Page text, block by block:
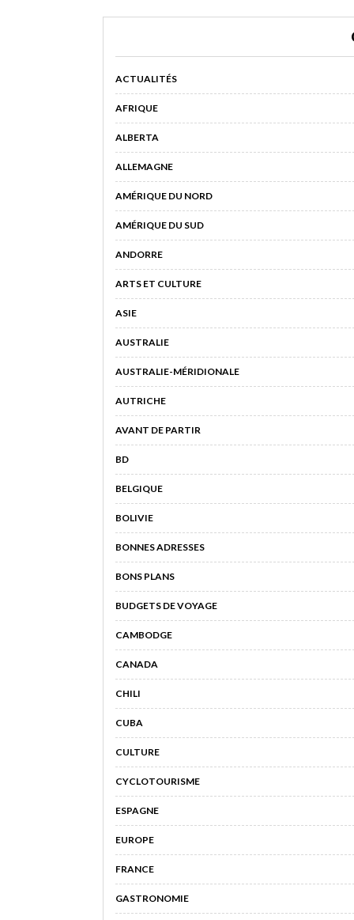
ACTUALITÉS
AFRIQUE
ALBERTA
ALLEMAGNE
AMÉRIQUE DU NORD
AMÉRIQUE DU SUD
ANDORRE
ARTS ET CULTURE
ASIE
AUSTRALIE
AUSTRALIE-MÉRIDIONALE
AUTRICHE
AVANT DE PARTIR
BD
BELGIQUE
BOLIVIE
BONNES ADRESSES
BONS PLANS
BUDGETS DE VOYAGE
CAMBODGE
CANADA
CHILI
CUBA
CULTURE
CYCLOTOURISME
ESPAGNE
EUROPE
FRANCE
GASTRONOMIE